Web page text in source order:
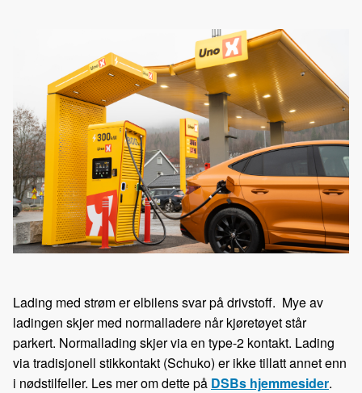
Lading med strøm er elbilens svar på drivstoff. Mye av
ladingen skjer med normalladere når kjøretøyet står
parkert. Normallading skjer via en type-2 kontakt. Lading
via tradisjonell stikkontakt (Schuko) er ikke tillatt annet enn
i nødstilfeller. Les mer om dette på DSBs hjemmesider.